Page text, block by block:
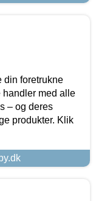
foretrukne
handler med alle
– og deres
produkter. Klik